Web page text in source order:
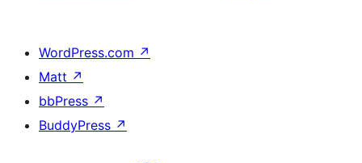
WordPress.com ↗
Matt ↗
bbPress ↗
BuddyPress ↗